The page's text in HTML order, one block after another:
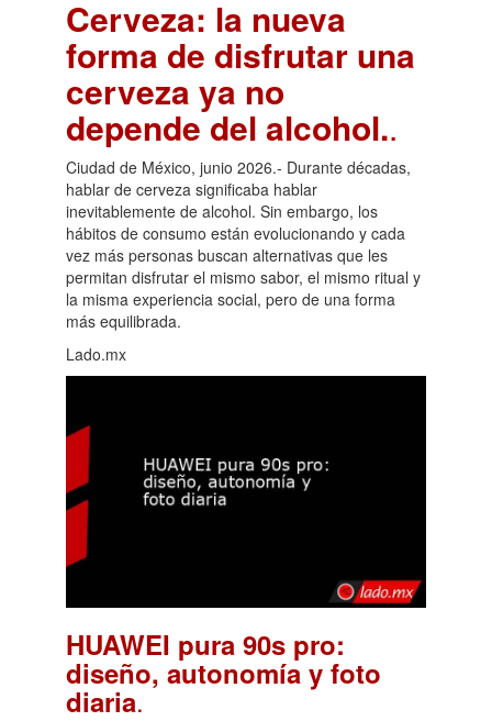
Cerveza: la nueva
forma de disfrutar una
cerveza ya no
depende del alcohol..
Ciudad de México, junio 2026.- Durante décadas,
hablar de cerveza significaba hablar
inevitablemente de alcohol. Sin embargo, los
hábitos de consumo están evolucionando y cada
vez más personas buscan alternativas que les
permitan disfrutar el mismo sabor, el mismo ritual y
la misma experiencia social, pero de una forma
más equilibrada.
Lado.mx
HUAWEI pura 90s pro:
diseño, autonomía y foto
diaria.